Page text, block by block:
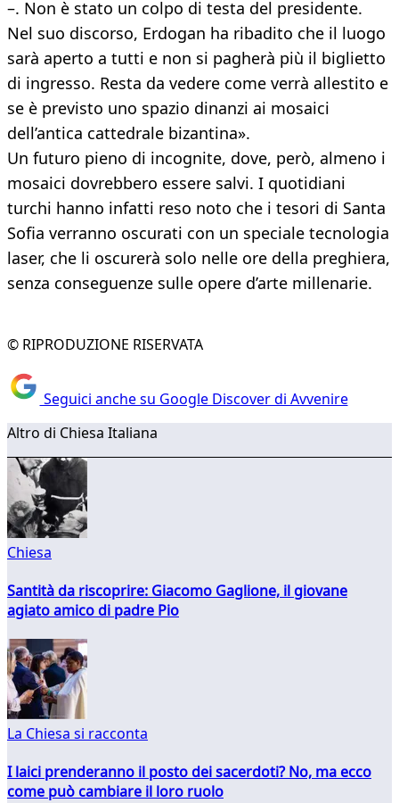
–. Non è stato un colpo di testa del presidente.
Nel suo discorso, Erdogan ha ribadito che il luogo
sarà aperto a tutti e non si pagherà più il biglietto
di ingresso. Resta da vedere come verrà allestito e
se è previsto uno spazio dinanzi ai mosaici
dell’antica cattedrale bizantina».
Un futuro pieno di incognite, dove, però, almeno i
mosaici dovrebbero essere salvi. I quotidiani
turchi hanno infatti reso noto che i tesori di Santa
Sofia verranno oscurati con un speciale tecnologia
laser, che li oscurerà solo nelle ore della preghiera,
senza conseguenze sulle opere d’arte millenarie.
© RIPRODUZIONE RISERVATA
Seguici anche su Google Discover di Avvenire
Altro di Chiesa Italiana
Chiesa
Santità da riscoprire: Giacomo Gaglione, il giovane
agiato amico di padre Pio
La Chiesa si racconta
I laici prenderanno il posto dei sacerdoti? No, ma ecco
come può cambiare il loro ruolo